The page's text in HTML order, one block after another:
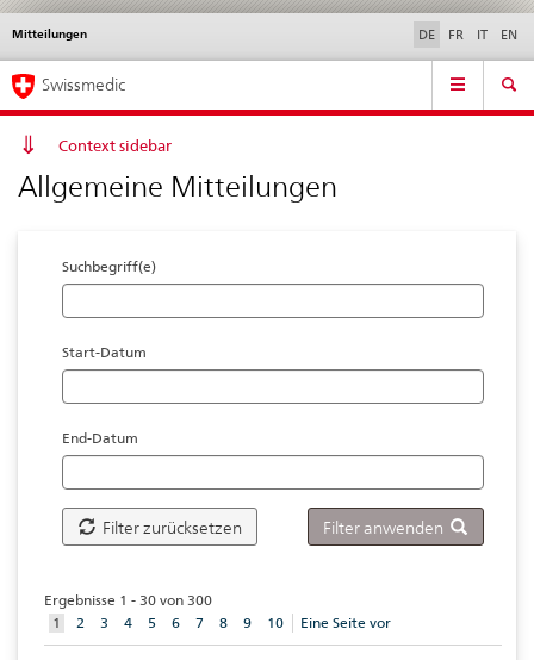
Direktnavigation
News,
Rechtsgrundlagen,
Kontakt
News & Updates Kontakt | Support & Hilfe
Mitteilungen
Sprachwahl DE FR IT EN
Service
Hauptnavigation
Swissmedic
Context sidebar
Allgemeine Mitteilungen
Suchbegriff(e)
Start-Datum
End-Datum
Filter zurücksetzen Filter anwenden
Ergebnisse 1 - 30 von 300
1 aktuelles
Element
2 3 4 5 6 7 8 9 10 Eine Seite vor